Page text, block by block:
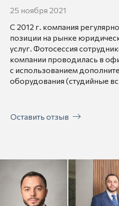
25 ноября 2021
С 2012 г. компания
позиции на рынке
услуг. Фотосессия
компании проводилась в
с использованием
оборудования (студийные
Оставить отзыв